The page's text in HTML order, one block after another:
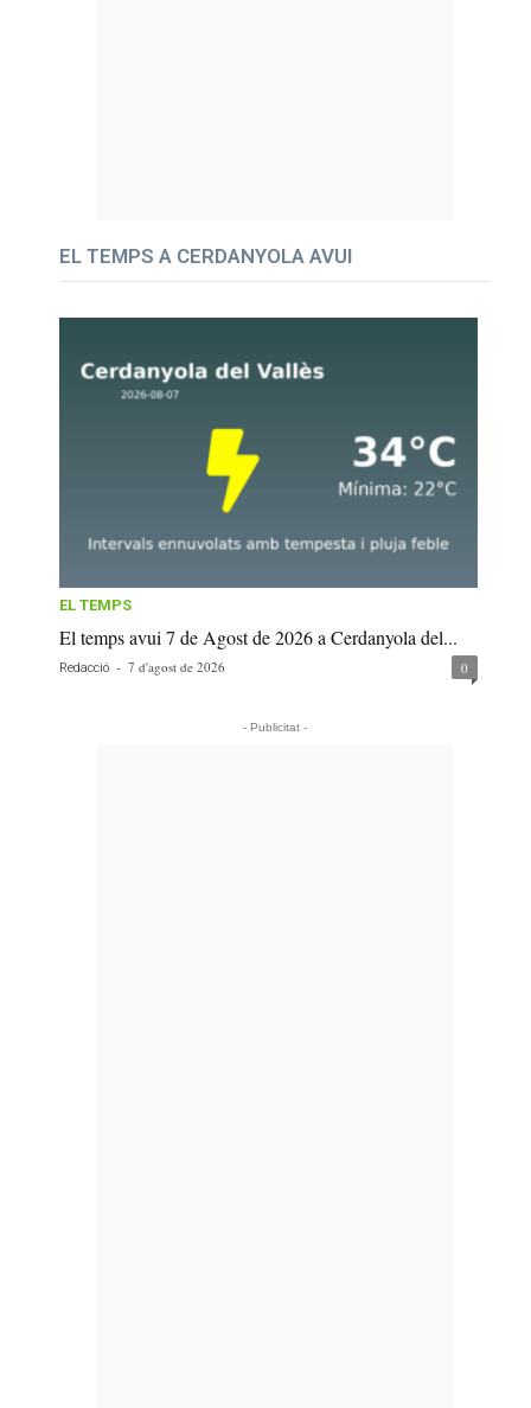
EL TEMPS A CERDANYOLA AVUI
EL TEMPS
El temps avui 7 de Agost de 2026 a Cerdanyola del...
Redacció - 7 d'agost de 2026 0
- Publicitat -